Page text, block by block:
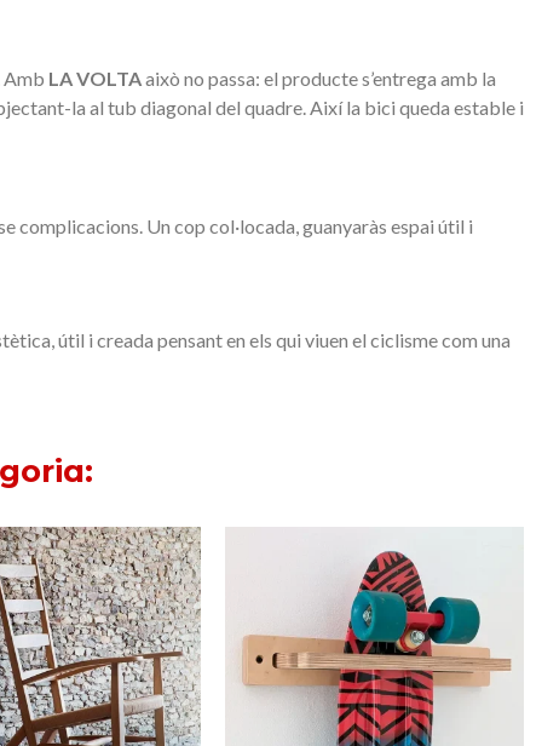
Amb LA VOLTAaixò no passa: el producte s’entrega amb la
la al tub diagonal del quadre. Així la bici queda estable i
complicacions. Un cop col·locada, guanyaràs espai útil i
útil i creada pensant en els qui viuen el ciclisme com una